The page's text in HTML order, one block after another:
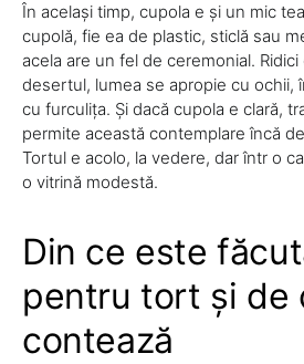
În același timp, cupola e și un mic
cupolă, fie ea de plastic, sticlă sau
acela are un fel de ceremonial.
desertul, lumea se apropie cu ochii,
cu furculița. Și dacă cupola e clară,
permite această contemplare încă
Tortul e acolo, la vedere, dar într o
o vitrină modestă.
Din ce este
pentru tort și de
contează